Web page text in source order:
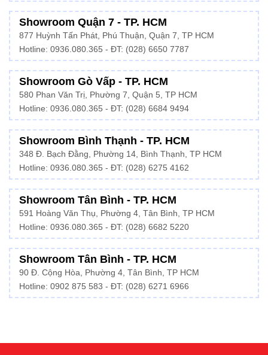
Showroom Quận 7 - TP. HCM
877 Huỳnh Tấn Phát, Phú Thuận, Quận 7, TP HCM
Hotline: 0936.080.365 - ĐT: (028) 6650 7787
Showroom Gò Vấp - TP. HCM
580 Phan Văn Trị, Phường 7, Quận 5, TP HCM
Hotline: 0936.080.365 - ĐT: (028) 6684 9494
Showroom Bình Thạnh - TP. HCM
348 Đ. Bạch Đằng, Phường 14, Bình Thạnh, TP HCM
Hotline: 0936.080.365 - ĐT: (028) 6275 4162
Showroom Tân Bình - TP. HCM
591 Hoàng Văn Thụ, Phường 4, Tân Bình, TP HCM
Hotline: 0936.080.365 - ĐT: (028) 6682 5220
Showroom Tân Bình - TP. HCM
90 Đ. Cộng Hòa, Phường 4, Tân Bình, TP HCM
Hotline: 0902 875 583 - ĐT: (028) 6271 6966